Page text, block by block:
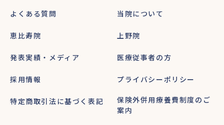
よくある質問 当院について
恵比寿院 上野院
発表実績・メディア 医療従事者の方
採用情報 プライバシーポリシー
特定商取引法に基づく表記
保険外併用療養費制度のご
案内